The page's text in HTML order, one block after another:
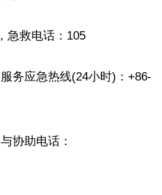
急救电话：105
务应急热线(24小时)：+86-
协助电话：